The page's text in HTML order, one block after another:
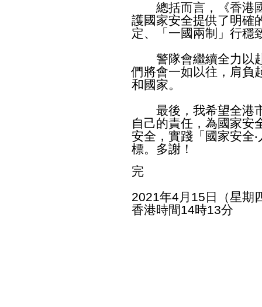
總括而言，《香港國
護國家安全提供了明確
定、「一國兩制」行穩
警隊會繼續全力以赴
們將會一如以往，肩負
和國家。
最後，我希望全港市
自己的責任，為國家安
安全，實踐「國家安全
標。多謝！
完
2021年4月15日（星期
香港時間14時13分